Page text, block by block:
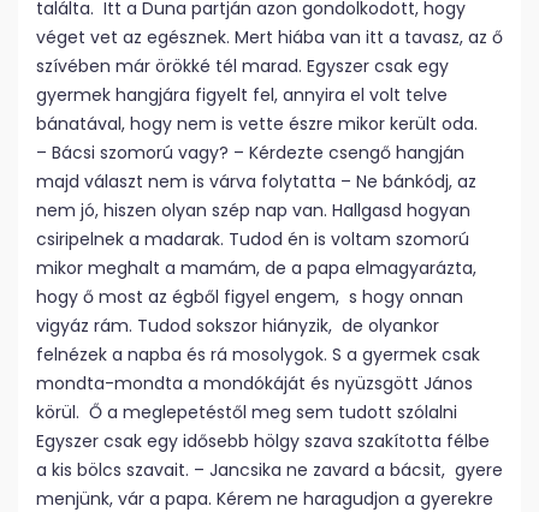
találta. Itt a Duna partján azon gondolkodott, hogy
véget vet az egésznek. Mert hiába van itt a tavasz, az ő
szívében már örökké tél marad. Egyszer csak egy
gyermek hangjára figyelt fel, annyira el volt telve
bánatával, hogy nem is vette észre mikor került oda.
– Bácsi szomorú vagy? – Kérdezte csengő hangján
majd választ nem is várva folytatta – Ne bánkódj, az
nem jó, hiszen olyan szép nap van. Hallgasd hogyan
csiripelnek a madarak. Tudod én is voltam szomorú
mikor meghalt a mamám, de a papa elmagyarázta,
hogy ő most az égből figyel engem, s hogy onnan
vigyáz rám. Tudod sokszor hiányzik, de olyankor
felnézek a napba és rá mosolygok. S a gyermek csak
mondta-mondta a mondókáját és nyüzsgött János
körül. Ő a meglepetéstől meg sem tudott szólalni
Egyszer csak egy idősebb hölgy szava szakította félbe
a kis bölcs szavait. – Jancsika ne zavard a bácsit, gyere
menjünk, vár a papa. Kérem ne haragudjon a gyerekre